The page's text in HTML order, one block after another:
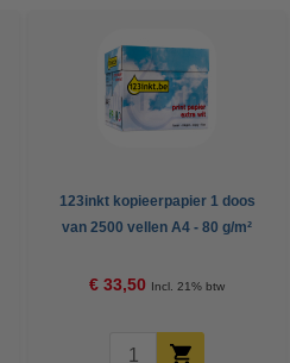
123inkt kopieerpapier 1 doos
van 2500 vellen A4 - 80 g/m²
€ 33,50 Incl. 21% btw